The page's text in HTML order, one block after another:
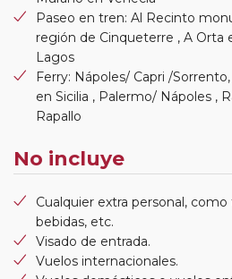
Paseo en tren: Al Recinto
región de Cinqueterre , A Orta
Lagos
Ferry: Nápoles/ Capri /
en Sicilia , Palermo/ Nápoles ,
Rapallo
No incluye
Cualquier extra personal,
bebidas, etc.
Visado de entrada.
Vuelos internacionales.